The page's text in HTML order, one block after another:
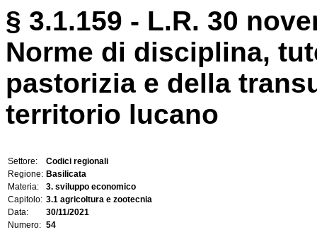
§ 3.1.159 - L.R. 30
Norme di disciplina,
pastorizia e della
territorio lucano
Settore:
Codici regionali
Regione: Basilicata
Materia:
3. sviluppo economico
Capitolo: 3.1 agricoltura e zootecnia
Data:
30/11/2021
Numero: 54